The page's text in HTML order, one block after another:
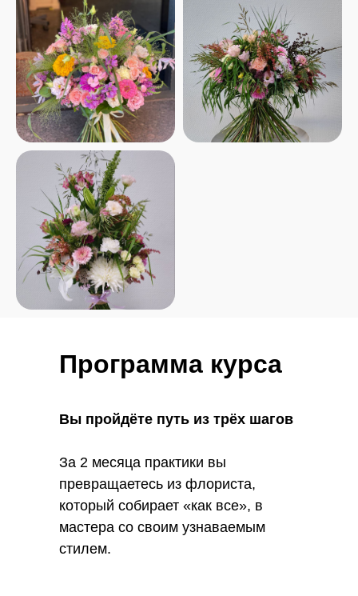
Программа курса
Вы пройдёте путь из трёх шагов
За 2 месяца практики вы
превращаетесь из флориста,
который собирает «как все», в
мастера со своим узнаваемым
стилем.